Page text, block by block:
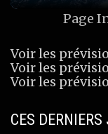
Page
Voir les
Voir les
Voir les
CES